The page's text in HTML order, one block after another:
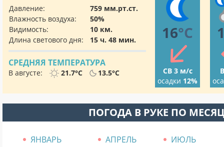
Давление:
759 мм.рт.ст.
Влажность воздуха:
50%
Видимость:
10 км.
Длина светового дня:
15 ч. 48 мин.
СРЕДНЯЯ ТЕМПЕРАТУРА
В августе: 21.7°C 13.5°C
16°C
СВ 3 м/с
осадки 12%
ПОГОДА В РУКЕ ПО
ЯНВАРЬ АПРЕЛЬ
ИЮЛЬ